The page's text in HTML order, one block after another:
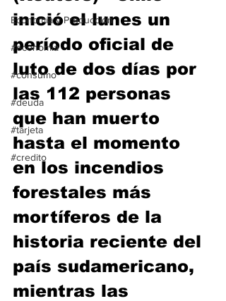
Economía y Producción
#economia
#consumo
#deuda
#tarjeta
#credito
inició el lunes un
período oficial de
luto de dos días por
las 112 personas
que han muerto
hasta el momento
en los incendios
forestales más
mortíferos de la
historia reciente del
país sudamericano,
mientras las